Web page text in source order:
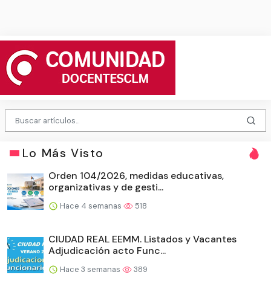
Lo Más Visto
Orden 104/2026, medidas educativas,
organizativas y de gesti...
Hace 4 semanas 518
CIUDAD REAL EEMM. Listados y Vacantes
Adjudicación acto Func...
Hace 3 semanas 389